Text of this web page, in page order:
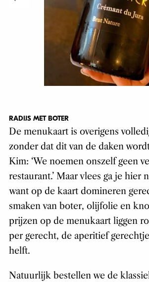
RADIJS MET BOTER
De menukaart is overigens
zonder dat dit van de daken
Kim: ‘We noemen onszelf geen
restaurant.’ Maar vlees ga je hier
want op de kaart domineren
smaken van boter, olijfolie en
prijzen op de menukaart liggen
per gerecht, de aperitief
helft.
Natuurlijk bestellen we de